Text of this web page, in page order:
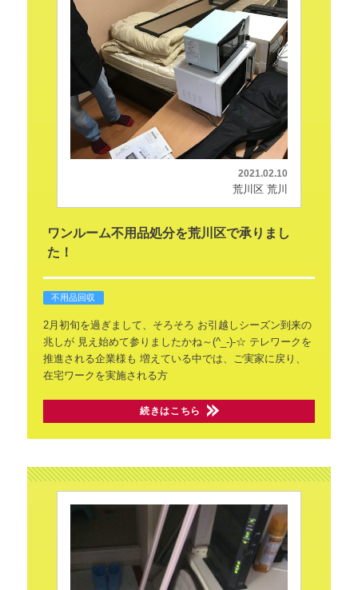
2021.02.10
荒川区 荒川
ワンルーム不用品処分を荒川区で承りまし
た！
不用品回収
2月初旬を過ぎまして、そろそろ お引越しシーズン到来の
兆しが見え始めて参りましたかね～(^_-)-☆ テレワークを
推進される企業様も 増えている中では、ご実家に戻り、
在宅ワークを実施される方
続きはこちら